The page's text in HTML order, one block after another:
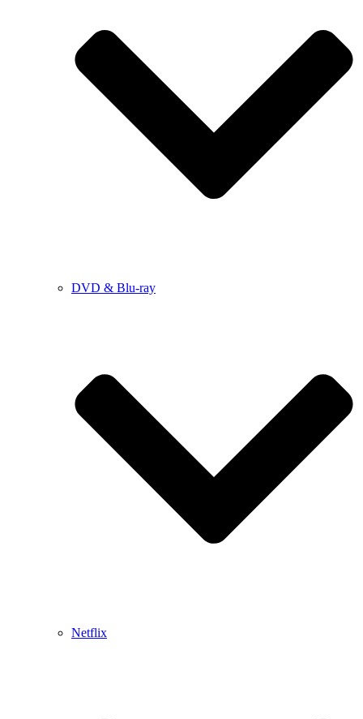
DVD & Blu-ray
Netflix